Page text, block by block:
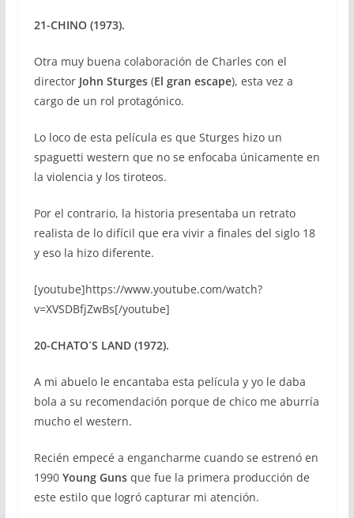
21-CHINO (1973).
Otra muy buena colaboración de Charles con el
directorJohn Sturges (El gran escape), esta vez a
cargo de un rol protagónico.
Lo loco de esta película es que Sturges hizo un
spaguetti western que no se enfocaba únicamente en
la violencia y los tiroteos.
Por el contrario, la historia presentaba un retrato
realista de lo difícil que era vivir a finales del siglo 18
y eso la hizo diferente.
[youtube]https://www.youtube.com/watch?
v=XVSDBfjZwBs[/youtube]
20-CHATO´S LAND (1972).
A mi abuelo le encantaba esta película y yo le daba
bola a su recomendación porque de chico me aburría
mucho el western.
Recién empecé a engancharme cuando se estrenó en
1990Young Gunsque fue la primera producción de
este estilo que logró capturar mi atención.